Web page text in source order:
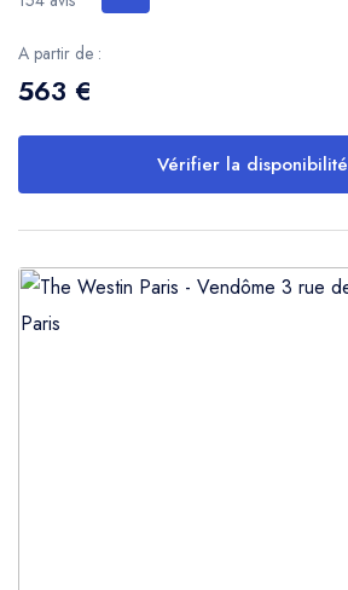
A partir de :
563 €
Vérifier la disponibilité